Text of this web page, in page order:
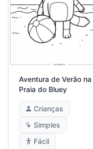
Aventura de Verão na
Praia do Bluey
Crianças
Simples
Fácil